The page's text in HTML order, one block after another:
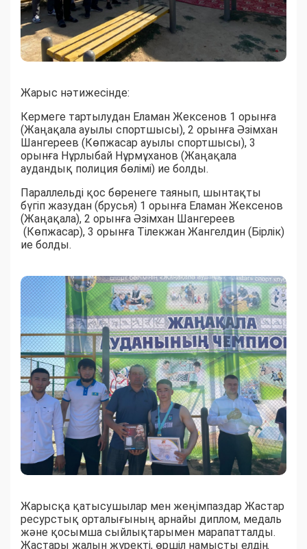
Жарыс нәтижесінде:
Кермеге тартылудан Еламан Жексенов 1 орынға
(Жаңақала ауылы спортшысы), 2 орынға Әзімхан
Шангереев (Көпжасар ауылы спортшысы), 3
орынға Нұрлыбай Нұрмұханов (Жаңақала
аудандық полиция бөлімі) ие болды.
Параллельді қос бөренеге таянып, шынтақты
бүгіп жазудан (брусья) 1 орынға Еламан Жексенов
(Жаңақала), 2 орынға Әзімхан Шангереев
(Көпжасар), 3 орынға Тілекжан Жангелдин (Бірлік)
ие болды.
Жарысқа қатысушылар мен жеңімпаздар Жастар
ресурстық орталығының арнайы диплом, медаль
және қосымша сыйлықтарымен марапатталды.
Жастары жалын жүректі, өршіл намысты елдің